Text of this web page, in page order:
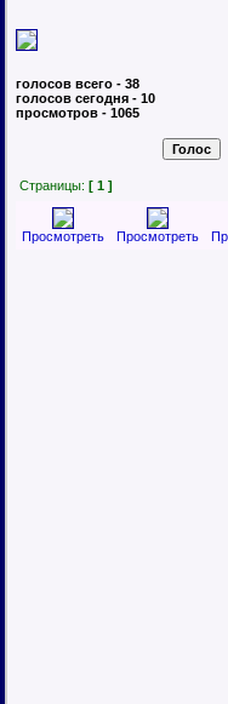
голосов всего - 38
голосов сегодня - 10
просмотров - 1065
Страницы: [ 1 ]
Просмотреть Просмотреть